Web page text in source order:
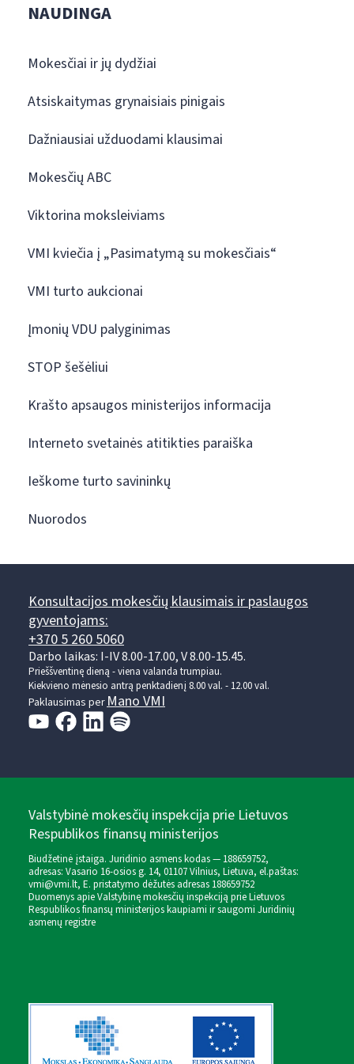
NAUDINGA
Mokesčiai ir jų dydžiai
Atsiskaitymas grynaisiais pinigais
Dažniausiai užduodami klausimai
Mokesčių ABC
Viktorina moksleiviams
VMI kviečia į „Pasimatymą su mokesčiais“
VMI turto aukcionai
Įmonių VDU palyginimas
STOP šešėliui
Krašto apsaugos ministerijos informacija
Interneto svetainės atitikties paraiška
Ieškome turto savininkų
Nuorodos
Konsultacijos mokesčių klausimais ir paslaugos
gyventojams:
+370 5 260 5060
Darbo laikas: I-IV 8.00-17.00, V 8.00-15.45.
Prieššventinę dieną - viena valanda trumpiau.
Kiekvieno mėnesio antrą penktadienį 8.00 val. - 12.00 val.
Paklausimas perMano VMI
Valstybinė mokesčių inspekcija prie Lietuvos
Respublikos finansų ministerijos
Biudžetinė įstaiga. Juridinio asmens kodas — 188659752,
adresas: Vasario 16-osios g. 14, 01107 Vilnius, Lietuva, el.paštas:
vmi@vmi.lt, E. pristatymo dėžutės adresas 188659752
Duomenys apie Valstybinę mokesčių inspekciją prie Lietuvos
Respublikos finansų ministerijos kaupiami ir saugomi Juridinių
asmenų registre